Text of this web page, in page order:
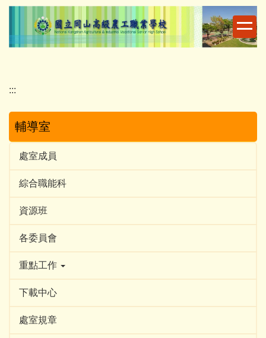
跳
主
區
:::
輔導室
處室成員
綜合職能科
資源班
各委員會
重點工作
下載中心
處室規章